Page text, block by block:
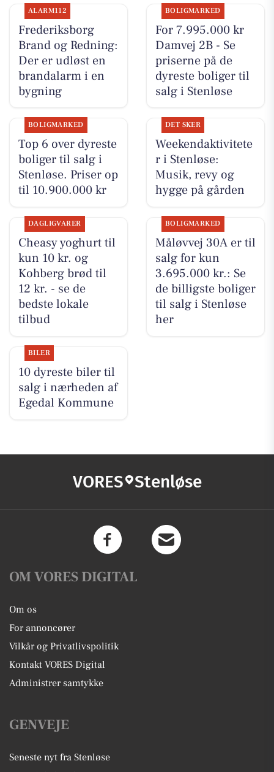
ALARM112
Frederiksborg
Brand og Redning:
Der er udløst en
brandalarm i en
bygning
BOLIGMARKED
For 7.995.000 kr
Damvej 2B - Se
priserne på de
dyreste boliger til
salg i Stenløse
BOLIGMARKED
Top 6 over dyreste
boliger til salg i
Stenløse. Priser op
til 10.900.000 kr
DET SKER
Weekendaktivitete
r i Stenløse:
Musik, revy og
hygge på gården
DAGLIGVARER
Cheasy yoghurt til
kun 10 kr. og
Kohberg brød til
12 kr. - se de
bedste lokale
tilbud
BOLIGMARKED
Måløvvej 30A er til
salg for kun
3.695.000 kr.: Se
de billigste boliger
til salg i Stenløse
her
BILER
10 dyreste biler til
salg i nærheden af
Egedal Kommune
VORES Stenløse
OM VORES DIGITAL
Om os
For annoncører
Vilkår og Privatlivspolitik
Kontakt VORES Digital
Administrer samtykke
GENVEJE
Seneste nyt fra Stenløse